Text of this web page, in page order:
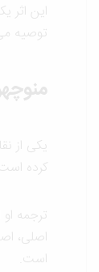
این
توصیه
یکی از
کرده
ترجمه او
اصلی،
است.